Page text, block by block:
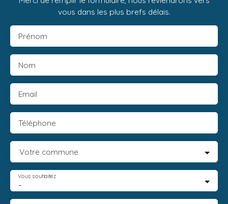
vous dans les plus brefs délais.
Prénom
Nom
Email
Téléphone
Votre commune
-
Vous souhaitez